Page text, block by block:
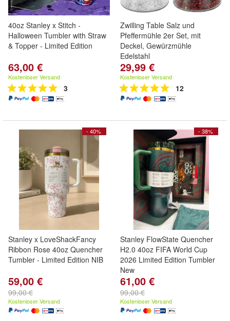
40oz Stanley x Stitch -
Halloween Tumbler with Straw
& Topper - Limited Edition
63,00 €
Kostenloser Versand
3
Zwilling Table Salz und
Pfeffermühle 2er Set, mit
Deckel, Gewürzmühle
Edelstahl
29,99 €
Kostenloser Versand
12
- 40%
Stanley x LoveShackFancy
Ribbon Rose 40oz Quencher
Tumbler - Limited Edition NIB
59,00 €
99,00 €
Kostenloser Versand
- 38%
Stanley FlowState Quencher
H2.0 40oz FIFA World Cup
2026 Limited Edition Tumbler
New
61,00 €
99,00 €
Kostenloser Versand